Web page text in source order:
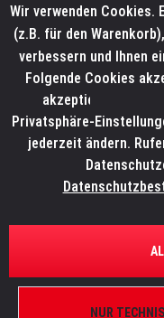
MOTOREN
Wir verwenden Cookies.
(z.B. für den
verbessern und Ihnen
Folgende Cookies
akzeptieren.
Privatsphäre-
jederzeit ändern.
NUR